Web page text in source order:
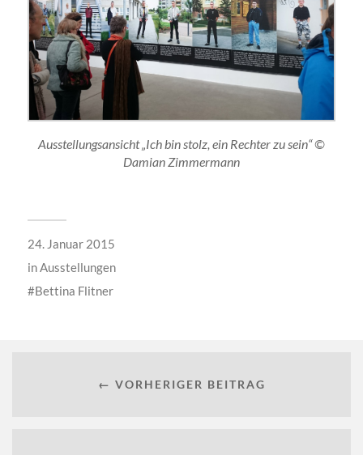
Ausstellungsansicht „Ich bin stolz, ein Rechter zu sein“ ©
Damian Zimmermann
24. Januar 2015
inAusstellungen
Bettina Flitner
← VORHERIGER BEITRAG